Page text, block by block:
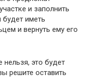
и заполнить
будет иметь
и вернуть ему его
это будет
решите оставить